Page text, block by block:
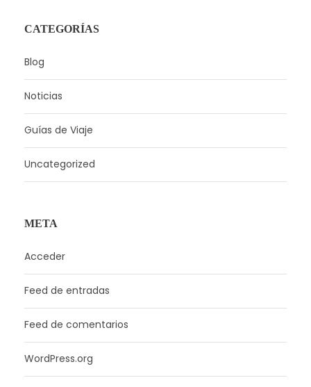
CATEGORÍAS
Blog
Noticias
Guías de Viaje
Uncategorized
META
Acceder
Feed de entradas
Feed de comentarios
WordPress.org